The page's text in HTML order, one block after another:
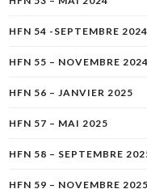
HFN 54 -SEPTEMBRE 2024
HFN 55 – NOVEMBRE 2024
HFN 56 – JANVIER 2025
HFN 57 – MAI 2025
HFN 58 – SEPTEMBRE
HFN 59 – NOVEMBRE 2025